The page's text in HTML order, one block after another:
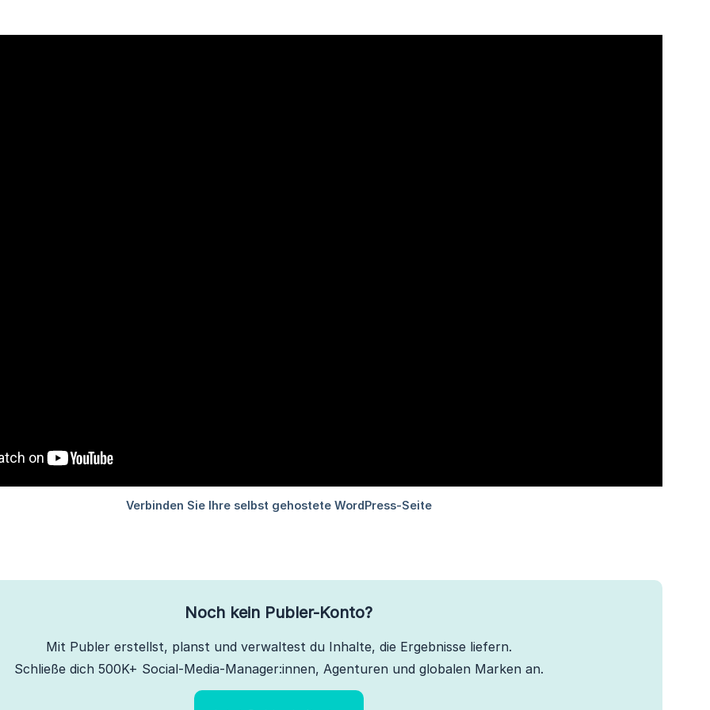
Noch kein Publer-Konto?
Mit Publer erstellst, planst und verwaltest du Inhalte, die Ergebnisse liefern.
Schließe dich 500K+ Social-Media-Manager:innen, Agenturen und globalen Marken an.